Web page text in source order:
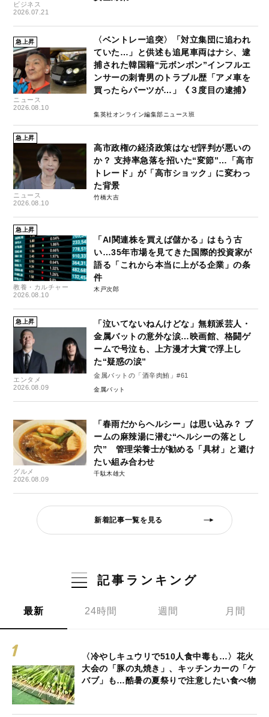
ビジネス
2026.07.21
急上昇
ニュース
2026.08.10
〈ベントレー追突〉「対立集団に追われ
ていた…」と供述も追尾車両はナシ、逮
捕された韓国籍“元ボンボン”インフルエ
ンサーの刺青男のトラブル歴「アメ車を
買ったらパーツが…」《３度目の逮捕》
集英社オンライン編集部ニュース班
急上昇
ニュース
2026.08.10
高市政権の経済政策はなぜ評判が悪いの
か？ 支持率急落を招いた“変節”…「高市
トレード」が「高市ショック」に変わっ
た背景
竹橋大吉
急上昇
教養・カルチャー
2026.08.10
「AI関連株を買えば儲かる」はもう古
い…35年市場を見てきた国際的投資家が
語る「これから本当に上がる企業」の条
件
木戸次郎
急上昇
エンタメ
2026.08.09
「泣いてないねんけどな」無頼派芸人・
金属バットの意外な涙…映画館、格闘ゲ
ームで号泣も、上方漫才大賞で浮上し
た“疑惑の涙”
金属バットの「酒辛肉鮪」#61
金属バット
グルメ
2026.08.09
「春雨だからヘルシー」は思い込み？ ブ
ームの麻辣湯に潜む“ヘルシーの落とし
穴” 管理栄養士が勧める「具材」と避け
たい組み合わせ
千駄木雄大
新着記事一覧を見る
記事ランキング
最新 24時間 週間 月間
〈冷やしキュウリで510人食中毒も…〉花火
大会の「豚の丸焼き」、キッチンカーの「ケ
バブ」も…酷暑の夏祭りで注意したい食べ物